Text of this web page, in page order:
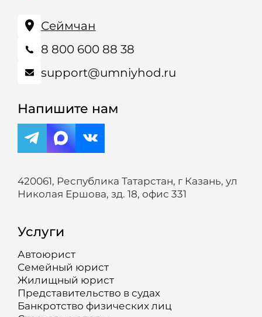
Сеймчан
8 800 600 88 38
support@umniyhod.ru
Напишите нам
420061, Республика Татарстан, г Казань, ул
Николая Ершова, зд. 18, офис 331
Услуги
Автоюрист
Семейный юрист
Жилищный юрист
Представительство в судах
Банкротство физических лиц